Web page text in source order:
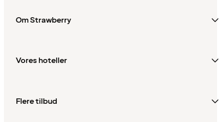
Om Strawberry
Vores hoteller
Flere tilbud